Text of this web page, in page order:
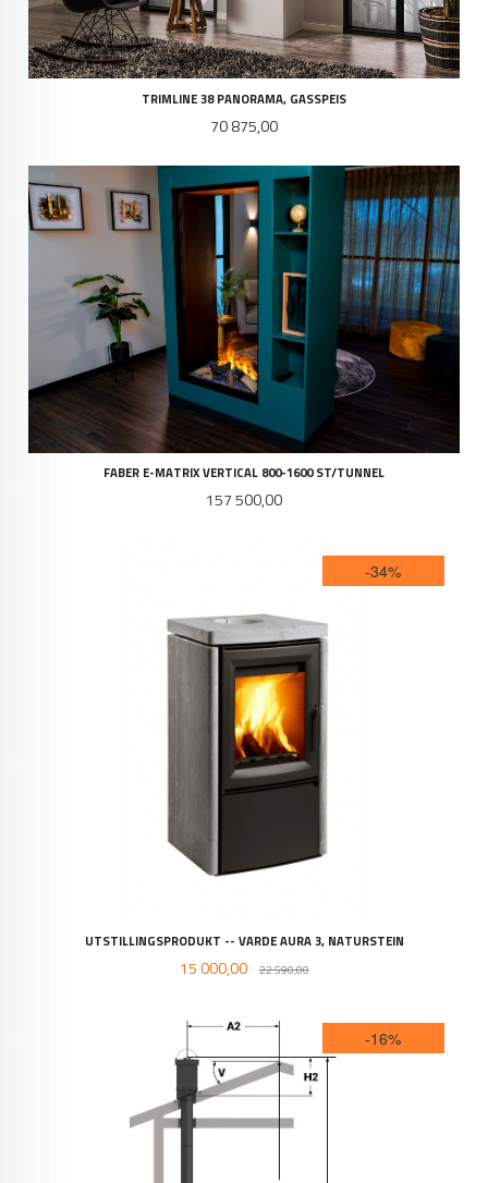
TRIMLINE 38 PANORAMA, GASSPEIS
Pris
70 875,00
FABER E-MATRIX VERTICAL 800-1600 ST/TUNNEL
Pris
157 500,00
UTSTILLINGSPRODUKT -- VARDE AURA 3, NATURSTEIN
Tilbud
15 000,00 22 590,00Rabatt
-34%
-16%